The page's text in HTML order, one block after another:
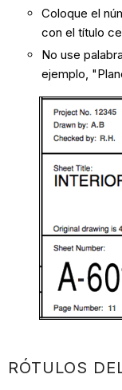
Coloque el
con el título
No use
ejemplo,
RÓTULOS